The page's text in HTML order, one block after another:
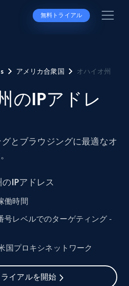
無料トライアル
アメリカ合衆国 オハイオ州
のIPアドレ
とブラウジングに最適なオ
IPアドレス
働時間
号レベルでのターゲティング -
国プロキシネットワーク
イアルを開始